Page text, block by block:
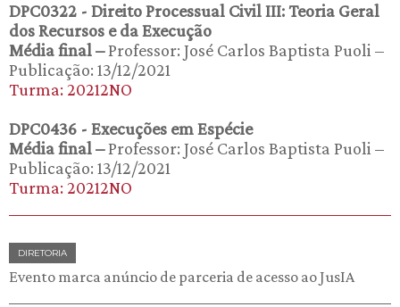
DPC0322 - Direito Processual Civil III: Teoria Geral
dos Recursos e da Execução
Média final –Professor: José Carlos Baptista Puoli –
Publicação: 13/12/2021
Turma: 20212NO
DPC0436 - Execuções em Espécie
Média final –Professor: José Carlos Baptista Puoli –
Publicação: 13/12/2021
Turma: 20212NO
DIRETORIA
Evento marca anúncio de parceria de acesso ao JusIA